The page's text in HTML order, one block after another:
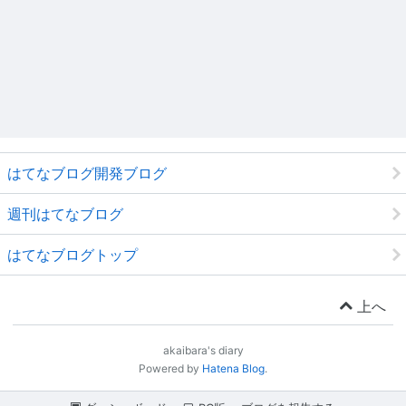
はてなブログ開発ブログ
週刊はてなブログ
はてなブログトップ
上へ
akaibara's diary
Powered by Hatena Blog.